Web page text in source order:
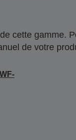
cette gamme.
de votre